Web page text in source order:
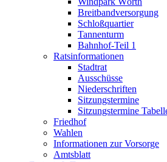
Breitbandversorgung
Schloßquartier
Tannenturm
Bahnhof-Teil 1
Ratsinformationen
Stadtrat
Ausschüsse
Niederschriften
Sitzungstermine
Sitzungstermine
Friedhof
Wahlen
Informationen zur Vorsorge
Amtsblatt